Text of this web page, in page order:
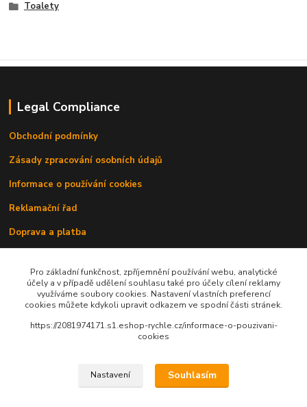
Toalety
Legal Compliance
Obchodní podmínky
Zásady zpracování osobních údajů
Informace o používání cookies
Reklamační řad
Doprava a platba
Upravit sběr cookies.
Pro základní funkčnost, zpříjemnění používání webu, analytické
účely a v případě udělení souhlasu také pro účely cílení reklamy
využíváme soubory cookies. Nastavení vlastních preferencí
cookies můžete kdykoli upravit odkazem ve spodní části stránek.
https://2081974171.s1.eshop-rychle.cz/informace-o-pouzivani-
cookies
Nastavení Souhlasím